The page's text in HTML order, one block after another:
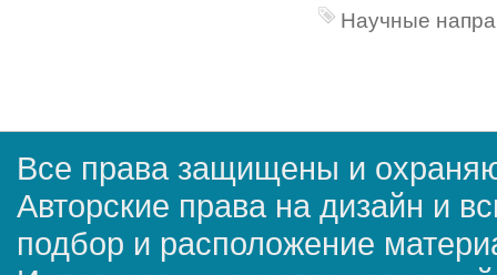
Научные
Все права защищены и
Авторские права на дизайн и
подбор и расположение